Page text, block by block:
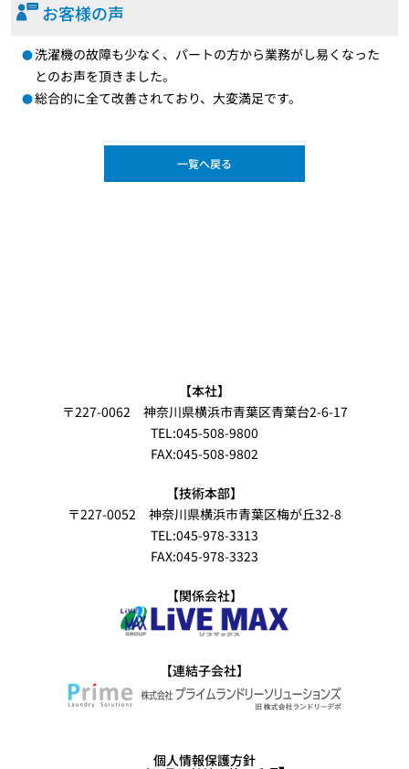
お客様の声
洗濯機の故障も少なく、パートの方から業務がし易くなった
とのお声を頂きました。
総合的に全て改善されており、大変満足です。
一覧へ戻る
個人情報保護方針
【本社】
〒227-0062 神奈川県横浜市青葉区青葉台2-6-17
TEL:045-508-9800
FAX:045-508-9802
【技術本部】
〒227-0052 神奈川県横浜市青葉区梅が丘32-8
TEL:045-978-3313
FAX:045-978-3323
【関係会社】
【連結子会社】